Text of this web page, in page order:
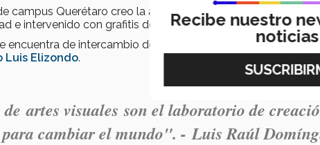
campus Querétaro creo la a pintura al óleo. Retrata a una
e intervenido con grafitis de color rojo.
encuentra de intercambio de Francia pero su obra estuvo
Luis Elizondo.
artes visuales son el laboratorio de
cambiar el mundo". - Luis Raúl
Recibe nuestro